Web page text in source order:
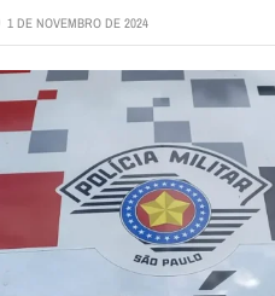
1 DE NOVEMBRO DE 2024